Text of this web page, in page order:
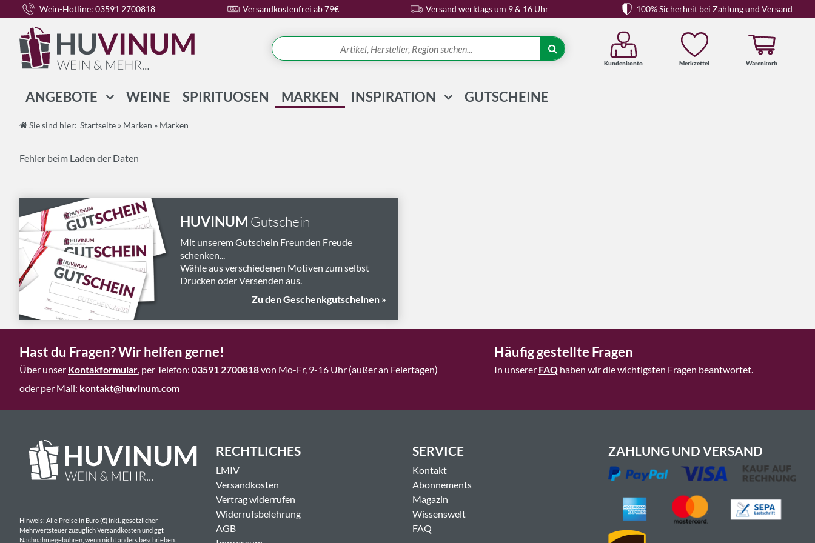
Wein-Hotline: 03591 2700818 Versandkostenfrei ab 79€ Versand werktags um 9 & 16 Uhr 100% Sicherheit bei Zahlung und Versand
Kundenkonto Merkzettel Warenkorb
ANGEBOTE
WEIN-PAKETE
WEINE SPIRITUOSEN MARKEN INSPIRATION GUTSCHEINE
Sie sind hier: Startseite » Marken » Marken
Fehler beim Laden der Daten
HUVINUM Gutschein
Mit unserem Gutschein Freunden Freude
schenken...
Wähle aus verschiedenen Motiven zum selbst
Drucken oder Versenden aus.
Zu den Geschenkgutscheinen »
Hast du Fragen? Wir helfen gerne!
Über unser Kontakformular, per Telefon: 03591 2700818von Mo-Fr, 9-16 Uhr (außer an Feiertagen)
oder per Mail: kontakt@huvinum.com
Häufig gestellte Fragen
In unserer FAQ haben wir die wichtigsten Fragen beantwortet.
RECHTLICHES
LMIV
Versandkosten
Vertrag widerrufen
Widerrufsbelehrung
AGB
SERVICE
Kontakt
Abonnements
Magazin
Wissenswelt
FAQ
ZAHLUNG UND VERSAND
Hinweis: Alle Preise in Euro (€) inkl. gesetzlicher
Mehrwertsteuer zuzüglich Versandkosten und ggf.
Nachnahmegebühren, wenn nicht anders beschrieben.